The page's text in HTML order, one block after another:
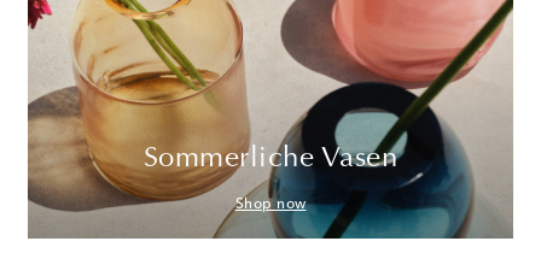
Sommerliche Vasen
Shop now